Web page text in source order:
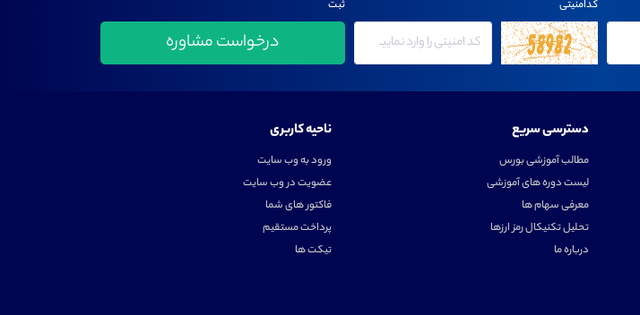
کدامنیتی ثبت
دسترسی سریع
مطالب آموزشی بورس
لیست دوره های آموزشی
معرفی سهام ها
تحلیل تکنیکال رمز ارزها
درباره ما
ناحیه کاربری
ورود به وب سایت
عضویت در وب سایت
فاکتور های شما
پرداخت مستقیم
تیکت ها